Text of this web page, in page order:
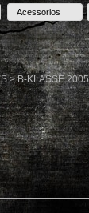
Acessorios
> B-KLASSE